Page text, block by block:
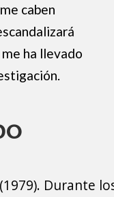
caben
ha llevado
Durante